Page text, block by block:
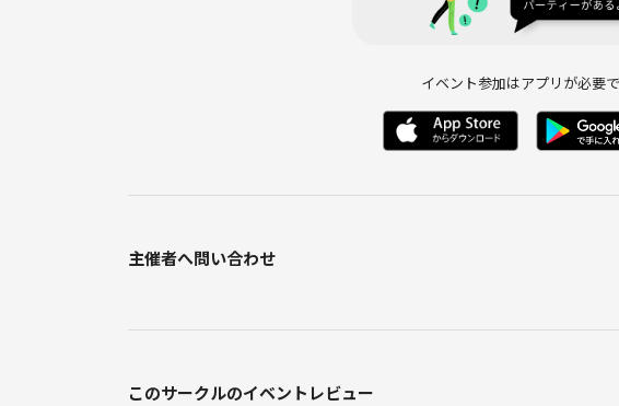
っても参加続行をお断りする場合があります
※ 活動の写真をつなげーとサイト内のアルバム写真などで紹介させ
イベント参加はアプリが必要
主催者へ問い合わせ
このサークルのイベントレビュー